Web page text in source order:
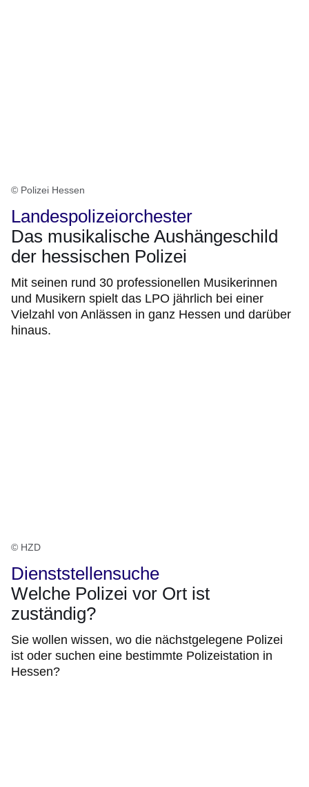
© Polizei Hessen
Landespolizeiorchester
Das musikalische Aushängeschild
der hessischen Polizei
Mit seinen rund 30 professionellen Musikerinnen
und Musikern spielt das LPO jährlich bei einer
Vielzahl von Anlässen in ganz Hessen und darüber
hinaus.
© HZD
Dienststellensuche
Welche Polizei vor Ort ist
zuständig?
Sie wollen wissen, wo die nächstgelegene Polizei
ist oder suchen eine bestimmte Polizeistation in
Hessen?